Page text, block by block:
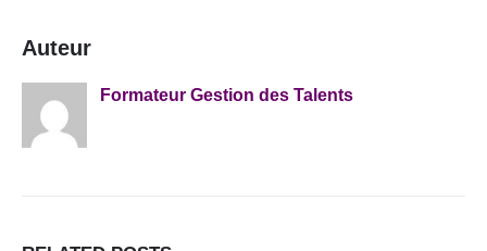
Auteur
Formateur Gestion des Talents